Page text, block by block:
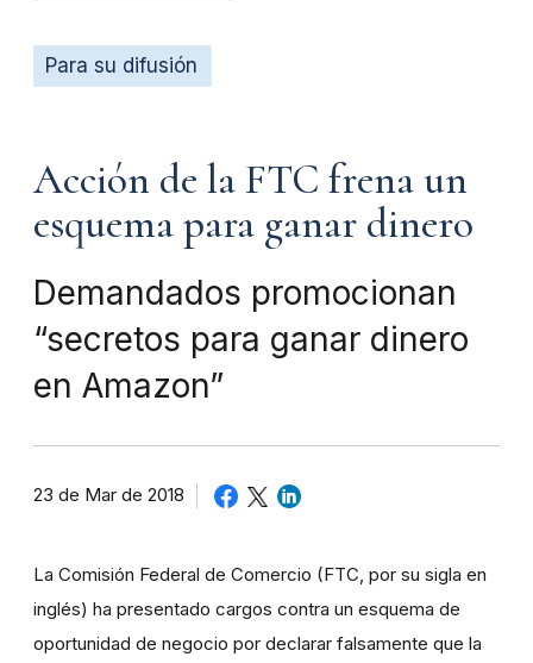
Para su difusión
Acción de la FTC frena un
esquema para ganar dinero
Demandados promocionan
“secretos para ganar dinero
en Amazon”
23 de Mar de 2018
La Comisión Federal de Comercio (FTC, por su sigla en
inglés) ha presentado cargos contra un esquema de
oportunidad de negocio por declarar falsamente que la